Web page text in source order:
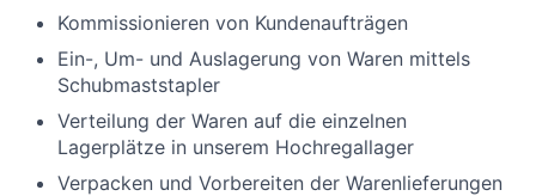
Kommissionieren von Kundenaufträgen
Ein-, Um- und Auslagerung von Waren mittels
Schubmaststapler
Verteilung der Waren auf die einzelnen
Lagerplätze in unserem Hochregallager
Verpacken und Vorbereiten der Warenlieferungen